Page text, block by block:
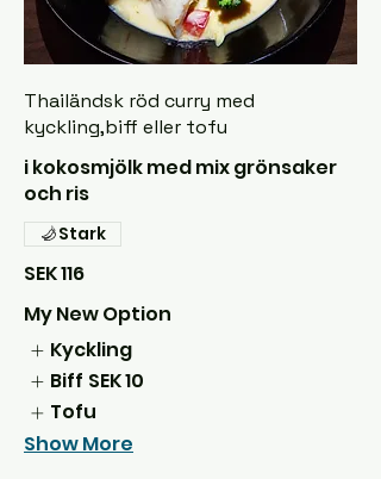
Thailändsk röd curry med
kyckling,biff eller tofu
i kokosmjölk med mix grönsaker
och ris
SEK 116
Stark
My New Option
Kyckling
Biff SEK 10
Tofu
Show More